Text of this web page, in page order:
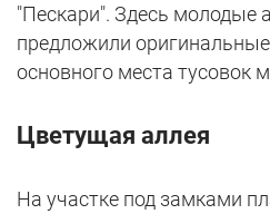
"Пескари". Здесь молодые
предложили
основного места тусовок
Цветущая аллея
На участке под замками